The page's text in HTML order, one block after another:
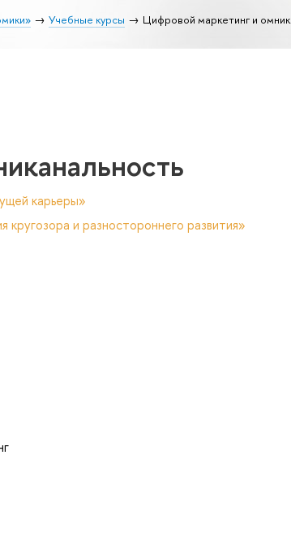
Учебные курсы Цифровой маркетинг и
карьеры»
и разностороннего развития»